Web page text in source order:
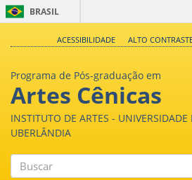
BRASIL
ACESSIBILIDADE ALTO
Programa de Pós-graduação em
Artes Cênicas
INSTITUTO DE ARTES - UNIVERSIDADE
UBERLÂNDIA